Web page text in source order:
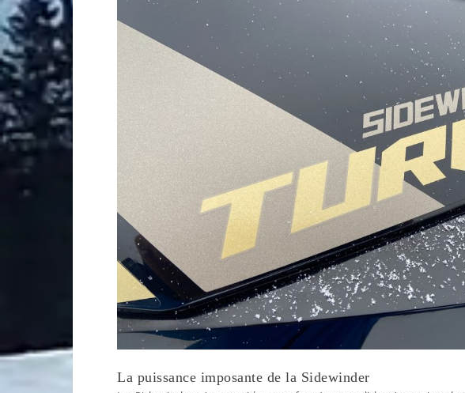
La puissance imposante de la Sidewinder